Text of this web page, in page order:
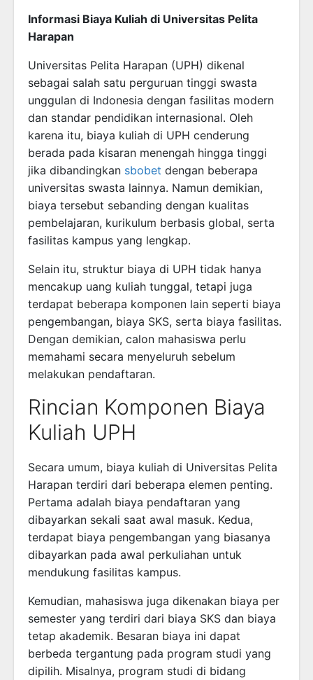
Informasi Biaya Kuliah di Universitas Pelita
Harapan
Universitas Pelita Harapan (UPH) dikenal
sebagai salah satu perguruan tinggi swasta
unggulan di Indonesia dengan fasilitas modern
dan standar pendidikan internasional. Oleh
karena itu, biaya kuliah di UPH cenderung
berada pada kisaran menengah hingga tinggi
jika dibandingkan sbobet dengan beberapa
universitas swasta lainnya. Namun demikian,
biaya tersebut sebanding dengan kualitas
pembelajaran, kurikulum berbasis global, serta
fasilitas kampus yang lengkap.
Selain itu, struktur biaya di UPH tidak hanya
mencakup uang kuliah tunggal, tetapi juga
terdapat beberapa komponen lain seperti biaya
pengembangan, biaya SKS, serta biaya fasilitas.
Dengan demikian, calon mahasiswa perlu
memahami secara menyeluruh sebelum
melakukan pendaftaran.
Rincian Komponen Biaya
Kuliah UPH
Secara umum, biaya kuliah di Universitas Pelita
Harapan terdiri dari beberapa elemen penting.
Pertama adalah biaya pendaftaran yang
dibayarkan sekali saat awal masuk. Kedua,
terdapat biaya pengembangan yang biasanya
dibayarkan pada awal perkuliahan untuk
mendukung fasilitas kampus.
Kemudian, mahasiswa juga dikenakan biaya per
semester yang terdiri dari biaya SKS dan biaya
tetap akademik. Besaran biaya ini dapat
berbeda tergantung pada program studi yang
dipilih. Misalnya, program studi di bidang